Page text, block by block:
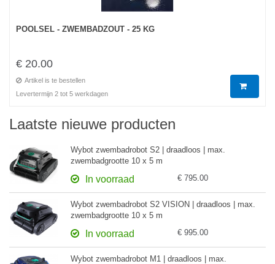
POOLSEL - ZWEMBADZOUT - 25 KG
€ 20.00
Artikel is te bestellen
Levertermijn 2 tot 5 werkdagen
Laatste nieuwe producten
Wybot zwembadrobot S2 | draadloos | max.
zwembadgrootte 10 x 5 m
In voorraad € 795.00
Wybot zwembadrobot S2 VISION | draadloos | max.
zwembadgrootte 10 x 5 m
In voorraad € 995.00
Wybot zwembadrobot M1 | draadloos | max.